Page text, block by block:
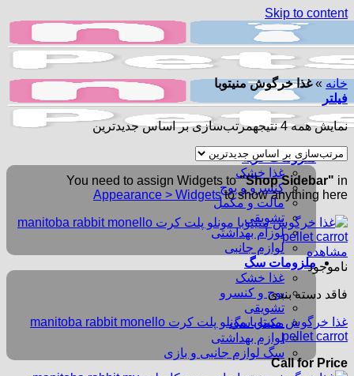
Skip to content
ملزومات گربه
غذا خشک
کنسرو و پوچ
مالت و مکمل
تشویقی
لوزام بهداشتی
لوازم جانبی
ملزومات سگ
غذا خشک
پوچ و کنسرو
تشویقی
مکمل سگ
لوازم بهداشتی
سگ لوازم جانبی و بازی
خانه » غذا خرگوش منیتوبا
فیلتر
نمایش همه 4 نتیجه مرتب‌سازی بر اساس جدیدترین
You need to assign Widgets to"Shop Sidebar" in
Appearance > Widgetsto show anything here
مشاهده
ناموجود
فاقد دسته بندی
غذا خرگوش منیتوبا مونلو پلت کرت manitoba rabbit monello
pellet carrot
Call for Price